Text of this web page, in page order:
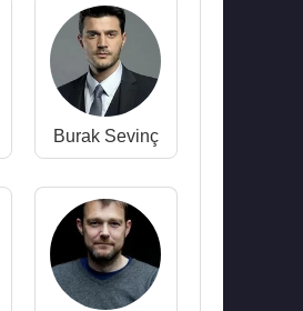
Burak Sevinç